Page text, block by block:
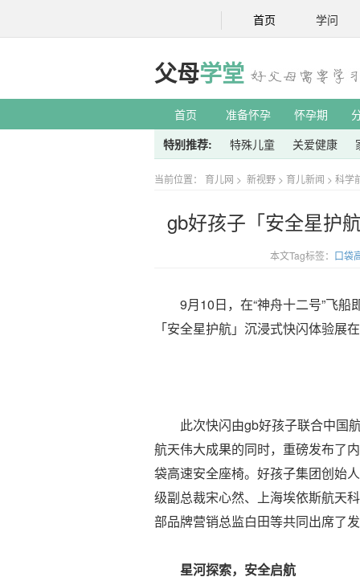
首页 学问
父母学堂
首页 准备怀孕 怀孕期
特别推荐:
特殊儿童 关爱健康
当前位置： 育儿网 > 新视野 > 育儿新闻 > 科学
gb好孩子「安全星护
本文Tag标签： 口袋
9月10日，在“神舟十二号”飞船
「安全星护航」沉浸式快闪体验展
此次快闪由gb好孩子联合中国航
航天伟大成果的同时，重磅发布了
袋高速安全座椅。好孩子集团创始
级副总裁宋心然、上海埃依斯航天
部品牌营销总监白田等共同出席了
星河探索，安全启航